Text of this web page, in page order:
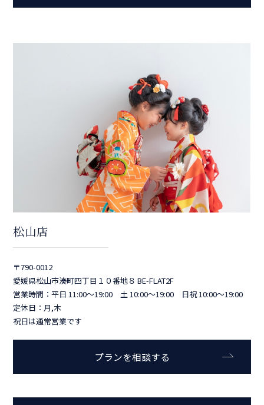
松山店
〒790-0012
愛媛県松山市湊町四丁目１０番地８ BE-FLAT2F
営業時間：平日 11:00～19:00 土 10:00～19:00 日祝 10:00～19:00
定休日：月,木
祝日は通常営業です
プランを相談する